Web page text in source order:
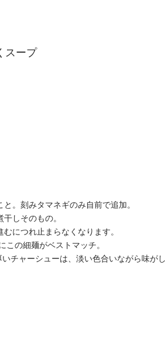
スープ
。刻みタマネギのみ自前で追加。
しそのもの。
につれ止まらなくなります。
の細麺がベストマッチ。
チャーシューは、淡い色合いながら味